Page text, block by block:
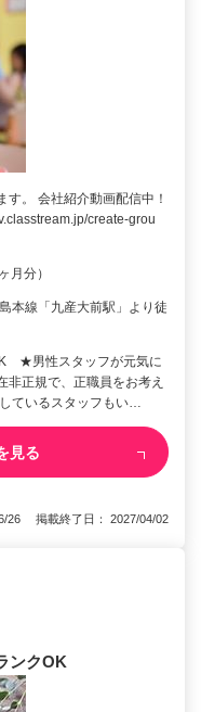
。 会社紹介動画配信中！
create-grou
月分）
本線「九産大前駅」より徒
★男性スタッフが元気に
正規で、正職員をお考え
ているスタッフもい…
見る
26 掲載終了日： 2027/04/02
ンクOK